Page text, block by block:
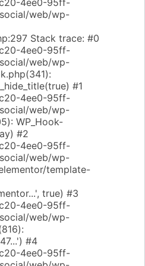
4ee0-95ff-
web/wp-
Stack trace: #0
4ee0-95ff-
web/wp-
#1
4ee0-95ff-
web/wp-
WP_Hook-
#2
4ee0-95ff-
web/wp-
template-
true) #3
4ee0-95ff-
web/wp-
#4
4ee0-95ff-